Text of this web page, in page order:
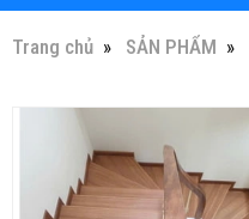
Trang chủ SẢN PHẨM